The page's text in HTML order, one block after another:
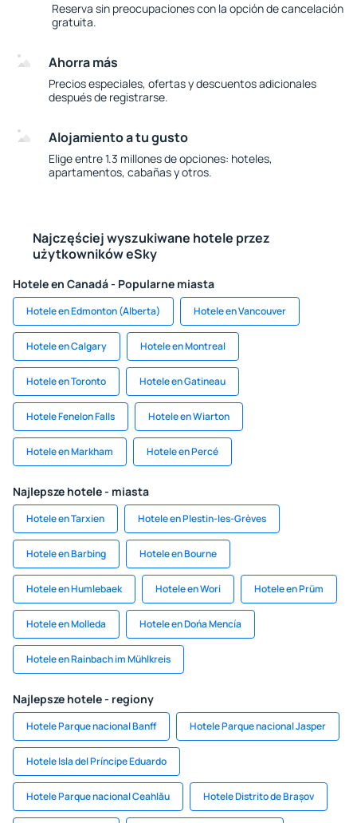
Reserva sin preocupaciones con la opción de cancelación
gratuita.
Ahorra más
Precios especiales, ofertas y descuentos adicionales
después de registrarse.
Alojamiento a tu gusto
Elige entre 1.3 millones de opciones: hoteles,
apartamentos, cabañas y otros.
Najczęściej wyszukiwane hotele przez
użytkowników eSky
Hotele en Canadá - Popularne miasta
Hotele en Edmonton (Alberta) Hotele en Vancouver
Hotele en Calgary Hotele en Montreal
Hotele en Toronto Hotele en Gatineau
Hotele Fenelon Falls Hotele en Wiarton
Hotele en Markham Hotele en Percé
Najlepsze hotele - miasta
Hotele en Tarxien Hotele en Plestin-les-Grèves
Hotele en Barbing Hotele en Bourne
Hotele en Humlebaek Hotele en Wori Hotele en Prüm
Hotele en Molleda Hotele en Dońa Mencía
Hotele en Rainbach im Mühlkreis
Najlepsze hotele - regiony
Hotele Parque nacional Banff Hotele Parque nacional Jasper
Hotele Isla del Príncipe Eduardo
Hotele Parque nacional Ceahlău Hotele Distrito de Brașov